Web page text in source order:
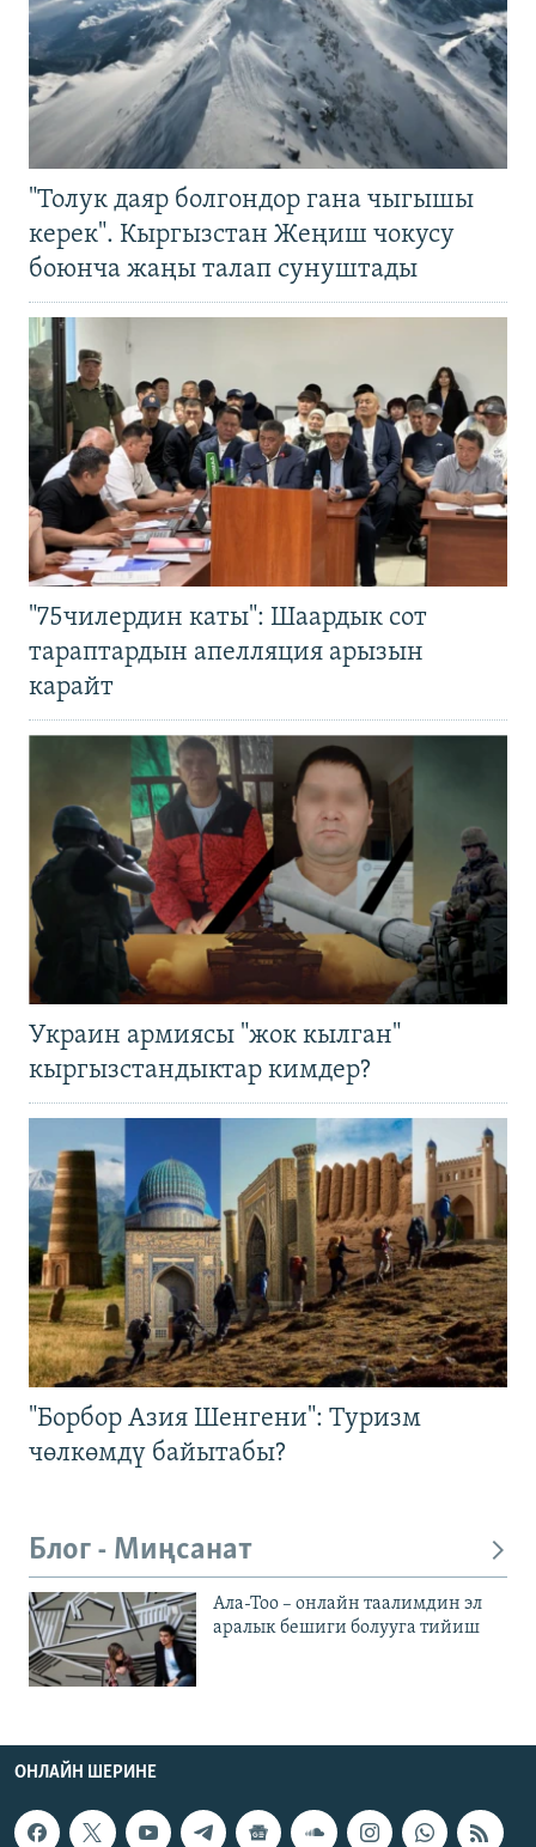
"Толук даяр болгондор гана чыгышы
керек". Кыргызстан Жеңиш чокусу
боюнча жаңы талап сунуштады
"75чилердин каты": Шаардык сот
тараптардын апелляция арызын
карайт
Украин армиясы "жок кылган"
кыргызстандыктар кимдер?
"Борбор Азия Шенгени": Туризм
чөлкөмдү байытабы?
Блог - Миңсанат
Ала-Тоо – онлайн таалимдин эл
аралык бешиги болууга тийиш
ОНЛАЙН ШЕРИНЕ